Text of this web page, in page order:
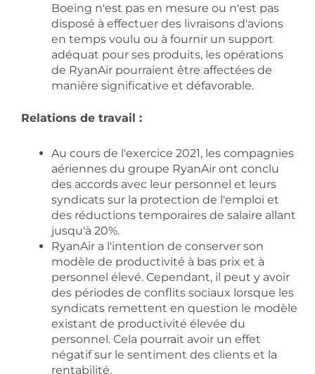
Boeing n'est pas en mesure ou n'est pas
disposé à effectuer des livraisons d'avions
en temps voulu ou à fournir un support
adéquat pour ses produits, les opérations
de RyanAir pourraient être affectées de
manière significative et défavorable.
Relations de travail :
Au cours de l'exercice 2021, les compagnies
aériennes du groupe RyanAir ont conclu
des accords avec leur personnel et leurs
syndicats sur la protection de l'emploi et
des réductions temporaires de salaire allant
jusqu'à 20%.
RyanAir a l'intention de conserver son
modèle de productivité à bas prix et à
personnel élevé. Cependant, il peut y avoir
des périodes de conflits sociaux lorsque les
syndicats remettent en question le modèle
existant de productivité élevée du
personnel. Cela pourrait avoir un effet
négatif sur le sentiment des clients et la
rentabilité.